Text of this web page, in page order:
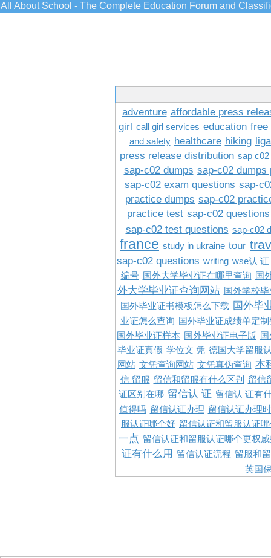
All About School - The Complete Education Forum and
adventure affordable press
girl call girl services education free
and safety healthcare hiking
press release distribution sap
sap-c02 dumps sap-c02 dumps
sap-c02 exam questions sap-
practice dumps sap-c02
practice test sap-c02 questions
sap-c02 test questions sap-c02
france study in ukraine tour
sap-c02 questions writing wse认 证
编号 国外大学毕业证在哪里查询 国
外大学毕业证查询网站 国外学校
国外毕业证书模板怎么下载 国外毕
业证怎么查询
国外毕业证成绩单定
国外毕业证样本
国外毕业证电子版
毕业证真假 学位文 凭 德国大学留服
网站 文凭查询网站 文凭真伪查询 本
信 留服 留信和留服有什么区别
留信
证区别在哪 留信认 证 留信认 证有
值得吗 留信认证办理 留信认证办理
服认证哪个好 留信认证和留服认证
一点 留信认证和留服认证哪个更权
证有什么用 留信认证流程 留服和
英国